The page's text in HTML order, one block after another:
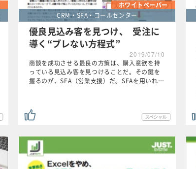
ホワイトペーパー
CRM・SFA・コールセンター
優良見込み客を見つけ、 受注に
導く“ブレない方程式”
2019/07/10
商談を成功させる最良の方策は、購入意欲を持
っている見込み客を見つけることだ。その鍵を
握るのが、SFA（営業支援）だ。SFAを用いれ…